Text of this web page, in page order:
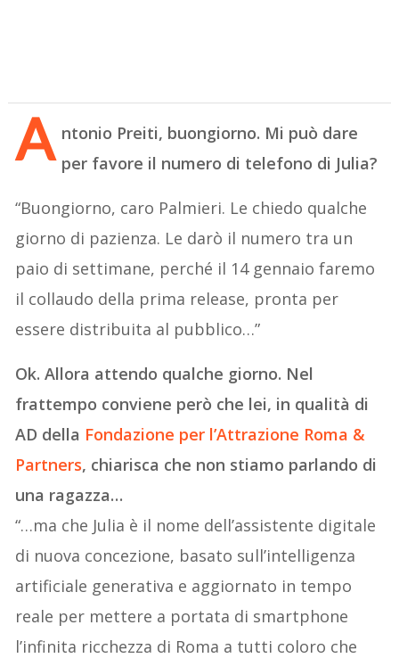
A ntonio Preiti, buongiorno. Mi può dare
per favore il numero di telefono di Julia?
“Buongiorno, caro Palmieri. Le chiedo qualche
giorno di pazienza. Le darò il numero tra un
paio di settimane, perché il 14 gennaio faremo
il collaudo della prima release, pronta per
essere distribuita al pubblico…”
Ok. Allora attendo qualche giorno. Nel
frattempo conviene però che lei, in qualità di
AD della Fondazione per l’Attrazione Roma &
Partners, chiarisca che non stiamo parlando di
una ragazza…
“…ma che Julia è il nome dell’assistente digitale
di nuova concezione, basato sull’intelligenza
artificiale generativa e aggiornato in tempo
reale per mettere a portata di smartphone
l’infinita ricchezza di Roma a tutti coloro che